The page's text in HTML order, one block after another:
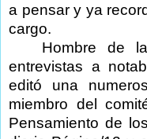
a pensar y ya
cargo.
Hombre de
entrevistas a
editó una
miembro del
Pensamiento de